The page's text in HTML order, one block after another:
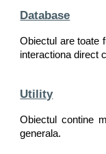
Database
Obiectul are toate
interactiona direct
Utility
Obiectul contine
generala.